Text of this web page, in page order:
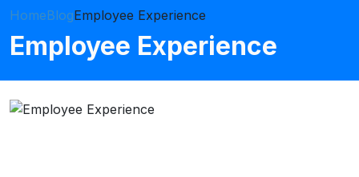
HomeBlogEmployee Experience
Employee Experience